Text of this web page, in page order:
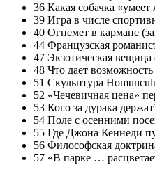
36 Какая собачка «умеет
39 Игра в числе
40 Огнемет в кармане
44 Французская
47 Экзотическая вещица
48 Что дает
51 Скульптура
52 «Чечевичная цена»
53 Кого за дурака
54 Поле с осенними
55 Где Джона Кеннеди
56 Философская
57 «В парке …